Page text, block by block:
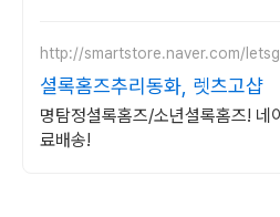
http://smartstore.naver.com/
셜록홈즈추리동화, 렛츠고샵
명탐정셜록홈즈/소년셜록홈즈! 네
료배송!